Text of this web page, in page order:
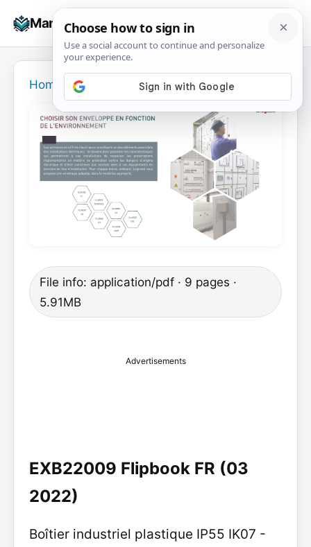
Manuals+
☰
Home
File info: application/pdf · 9 pages ·
5.91MB
Advertisements
EXB22009 Flipbook FR (03
2022)
Boîtier industriel plastique IP55 IK07 -